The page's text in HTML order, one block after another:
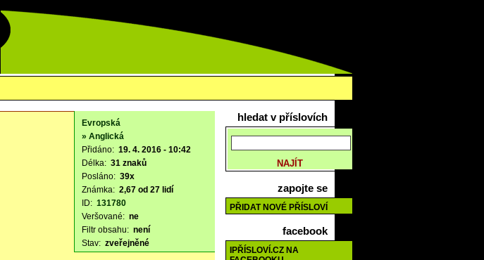
Evropská
» Anglická
Přidáno: 19. 4. 2016 - 10:42
Délka: 31 znaků
Posláno: 39x
Známka: 2,67 od 27 lidí
ID: 131780
Veršované: ne
Filtr obsahu: není
Stav: zveřejněné
hledat v příslovích
zapojte se
PŘIDAT NOVÉ PŘÍSLOVÍ
facebook
IPŘÍSLOVÍ.CZ NA